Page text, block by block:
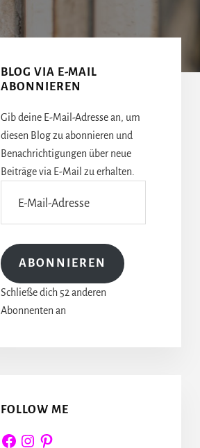
BLOG VIA E-MAIL
ABONNIEREN
Gib deine E-Mail-Adresse an, um
diesen Blog zu abonnieren und
Benachrichtigungen über neue
Beiträge via E-Mail zu erhalten.
Mail-
Adresse
ABONNIEREN
Schließe dich 52 anderen
Abonnenten an
FOLLOW ME
FacebookInstagram
Pinterest